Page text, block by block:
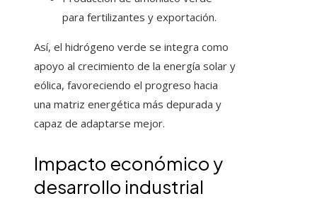
para fertilizantes y exportación.
Así, el hidrógeno verde se integra como
apoyo al crecimiento de la energía solar y
eólica, favoreciendo el progreso hacia
una matriz energética más depurada y
capaz de adaptarse mejor.
Impacto económico y
desarrollo industrial